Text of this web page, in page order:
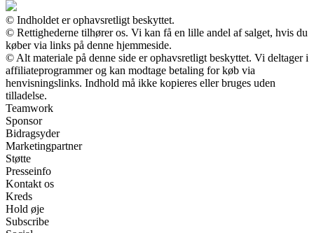
© Indholdet er ophavsretligt beskyttet.
© Rettighederne tilhører os. Vi kan få en lille andel af salget, hvis du
køber via links på denne hjemmeside.
© Alt materiale på denne side er ophavsretligt beskyttet. Vi deltager i
affiliateprogrammer og kan modtage betaling for køb via
henvisningslinks. Indhold må ikke kopieres eller bruges uden
tilladelse.
Teamwork
Sponsor
Bidragsyder
Marketingpartner
Støtte
Presseinfo
Kontakt os
Kreds
Hold øje
Subscribe